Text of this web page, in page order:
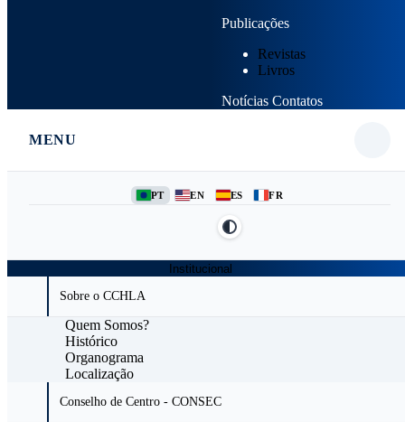
Publicações
Revistas
Livros
Notícias Contatos
MENU
PT EN ES FR
Institucional
Sobre o CCHLA
Quem Somos?
Histórico
Organograma
Localização
Conselho de Centro - CONSEC